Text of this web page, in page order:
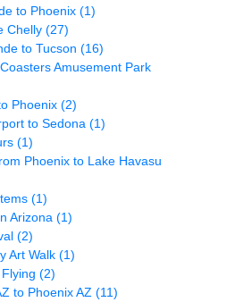
to Phoenix (1)
Chelly (27)
to Tucson (16)
Amusement Park
Phoenix (2)
to Sedona (1)
(1)
Phoenix to Lake Havasu
(1)
Arizona (1)
(2)
Art Walk (1)
(2)
to Phoenix AZ (11)